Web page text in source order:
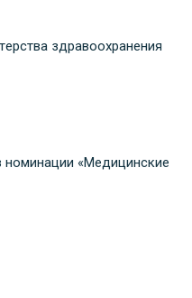
здравоохранения
номинации «Медицинские